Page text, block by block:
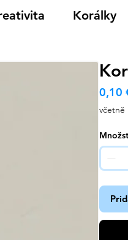
Korálky
0,10
včetně